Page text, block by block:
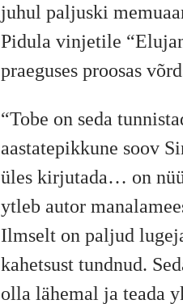
juhul paljuski
Pidula vinjetile
praeguses proosas
“Tobe on seda
aastatepikkune soov
üles kirjutada… on
ytleb autor
Ilmselt on paljud
kahetsust tundnud.
olla lähemal ja teada